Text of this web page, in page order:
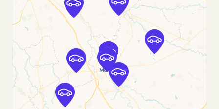
Free2Move Rent - GARAGE DANDIN -
VIEILLEVIGNE (C)
7.5
km
9 RUE DE DION BOUTON
VIEILLEVIGNE, 44116
Voir l'agence
Free2Move Rent - BRUFFIERE AUTOMOBILES
SAS - LA BRUFFIERE (C)